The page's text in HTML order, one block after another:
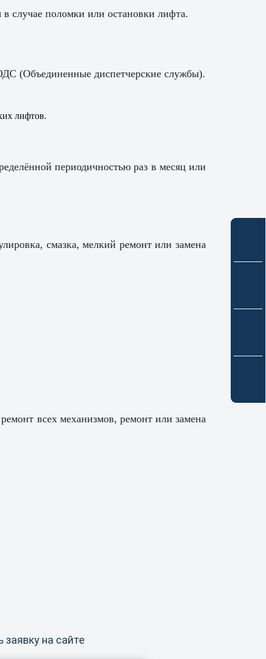
в случае поломки или остановки лифта.
(Объединенные диспетчерские службы).
лифтов.
периодичностью раз в месяц или
смазка, мелкий ремонт или замена
всех механизмов, ремонт или замена
заявку на сайте